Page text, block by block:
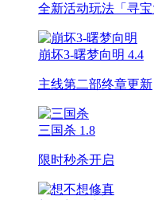
全新活动玩法「寻宝
崩坏3-曙梦向明 4.4
主线第二部终章更新
三国杀 1.8
限时秒杀开启